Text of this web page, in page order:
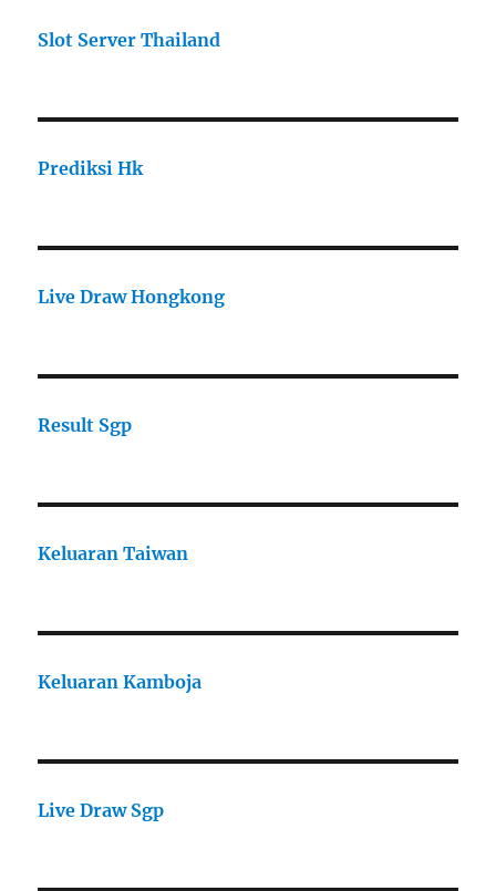
Slot Server Thailand
Prediksi Hk
Live Draw Hongkong
Result Sgp
Keluaran Taiwan
Keluaran Kamboja
Live Draw Sgp